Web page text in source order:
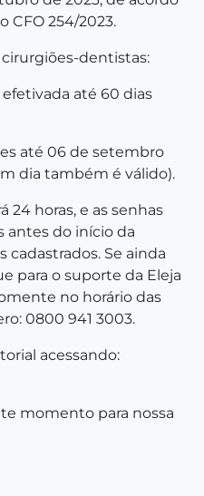
CFO 254/2023.
dentistas:
até 60 dias
até 06 de setembro
dia também é válido).
24 horas, e as senhas
antes do início da
cadastrados. Se ainda
para o suporte da Eleja
no horário das
0800 941 3003.
acessando:
momento para nossa